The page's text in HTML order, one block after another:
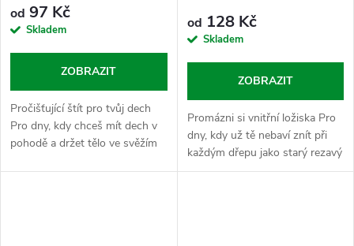
od 97 Kč
Skladem
ZOBRAZIT
Pročišťující štít pro tvůj dech
Pro dny, kdy chceš mít dech v
pohodě a držet tělo ve svěžím
od 128 Kč
Skladem
ZOBRAZIT
Promázni si vnitřní ložiska Pro
dny, kdy už tě nebaví znít při
každým dřepu jako starý rezavý
vrata. Boswellia serrata je tvůj